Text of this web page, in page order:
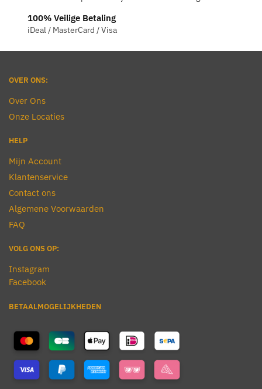
worden
gekozen
100% Veilige Betaling
iDeal / MasterCard / Visa
OVER ONS:
Over Ons
Onze Locaties
HELP
Mijn Account
Klantenservice
Contact ons
Algemene Voorwaarden
FAQ
VOLG ONS OP:
Instagram
Facebook
BETAALMOGELIJKHEDEN